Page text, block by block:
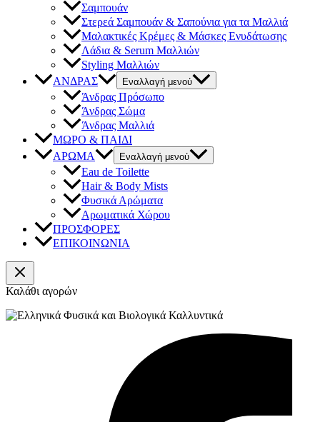
Σαμπουάν
Στερεά Σαμπουάν & Σαπούνια για τα Μαλλιά
Μαλακτικές Κρέμες & Μάσκες Ενυδάτωσης
Λάδια & Serum Μαλλιών
Styling Μαλλιών
ΑΝΔΡΑΣ
Εναλλαγή μενού
Άνδρας Πρόσωπο
Άνδρας Σώμα
Άνδρας Μαλλιά
ΜΩΡΟ & ΠΑΙΔΙ
ΑΡΩΜΑ
Εναλλαγή μενού
Eau de Toilette
Hair & Body Mists
Φυσικά Αρώματα
Αρωματικά Χώρου
ΠΡΟΣΦΟΡΕΣ
ΕΠΙΚΟΙΝΩΝΙΑ
Καλάθι αγορών